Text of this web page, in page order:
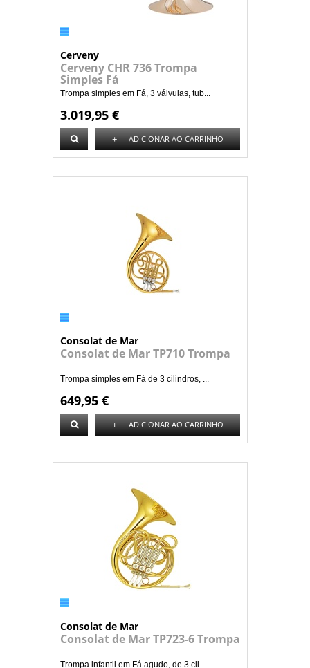
Cerveny
Cerveny CHR 736 Trompa
Simples Fá
Trompa simples em Fá, 3 válvulas, tub...
3.019,95 €
+ ADICIONAR AO CARRINHO
Consolat de Mar
Consolat de Mar TP710 Trompa
Trompa simples em Fá de 3 cilindros, ...
649,95 €
+ ADICIONAR AO CARRINHO
Consolat de Mar
Consolat de Mar TP723-6 Trompa
Trompa infantil em Fá agudo, de 3 cil...